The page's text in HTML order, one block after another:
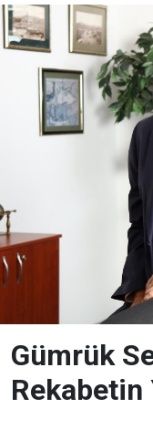
Gümrük
Rekabetin